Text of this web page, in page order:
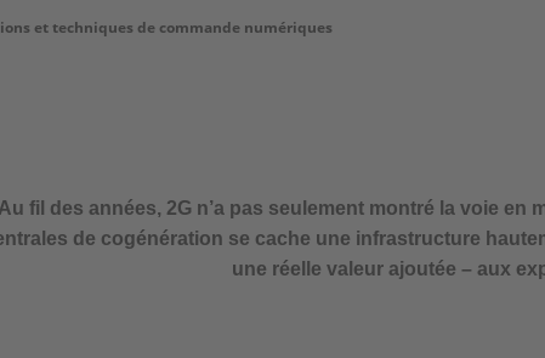
et techniques de commande numériques
Au fil des années, 2G n’a pas seulement montré la voie
de cogénération se cache une infrastructure
une réelle valeur ajoutée – aux